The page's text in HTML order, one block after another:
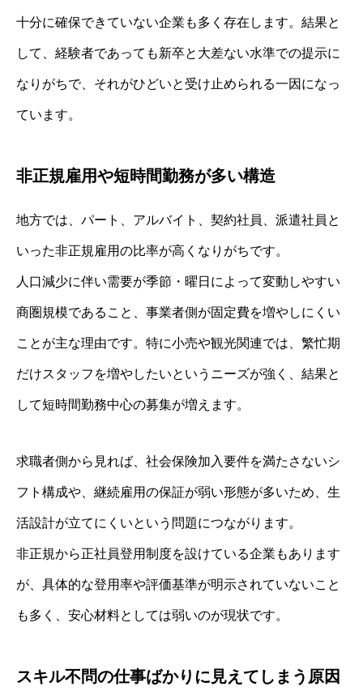
十分に確保できていない企業も多く存在します。結果と
して、経験者であっても新卒と大差ない水準での提示に
なりがちで、それがひどいと受け止められる一因になっ
ています。
非正規雇用や短時間勤務が多い構造
地方では、パート、アルバイト、契約社員、派遣社員と
いった非正規雇用の比率が高くなりがちです。
人口減少に伴い需要が季節・曜日によって変動しやすい
商圏規模であること、事業者側が固定費を増やしにくい
ことが主な理由です。特に小売や観光関連では、繁忙期
だけスタッフを増やしたいというニーズが強く、結果と
して短時間勤務中心の募集が増えます。
求職者側から見れば、社会保険加入要件を満たさないシ
フト構成や、継続雇用の保証が弱い形態が多いため、生
活設計が立てにくいという問題につながります。
非正規から正社員登用制度を設けている企業もあります
が、具体的な登用率や評価基準が明示されていないこと
も多く、安心材料としては弱いのが現状です。
スキル不問の仕事ばかりに見えてしまう原因